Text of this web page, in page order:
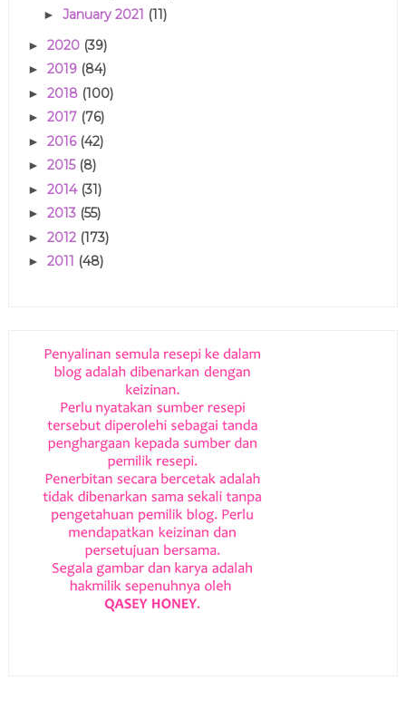
► January 2021 (11)
► 2020 (39)
► 2019 (84)
► 2018 (100)
► 2017 (76)
► 2016 (42)
► 2015 (8)
► 2014 (31)
► 2013 (55)
► 2012 (173)
► 2011 (48)